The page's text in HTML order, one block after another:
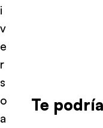
i
v
e
r
s
o
a
Te